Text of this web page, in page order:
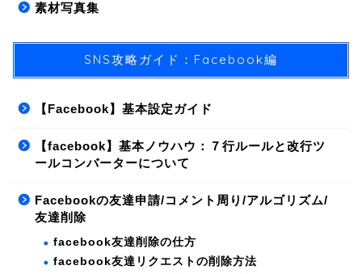
素材写真集
SNS攻略ガイド：Facebook編
【Facebook】基本設定ガイド
【facebook】基本ノウハウ：７行ルールと改行ツ
ールコンバーターについて
Facebookの友達申請/コメント周り/アルゴリズム/
友達削除
facebook友達削除の仕方
facebook友達リクエストの削除方法